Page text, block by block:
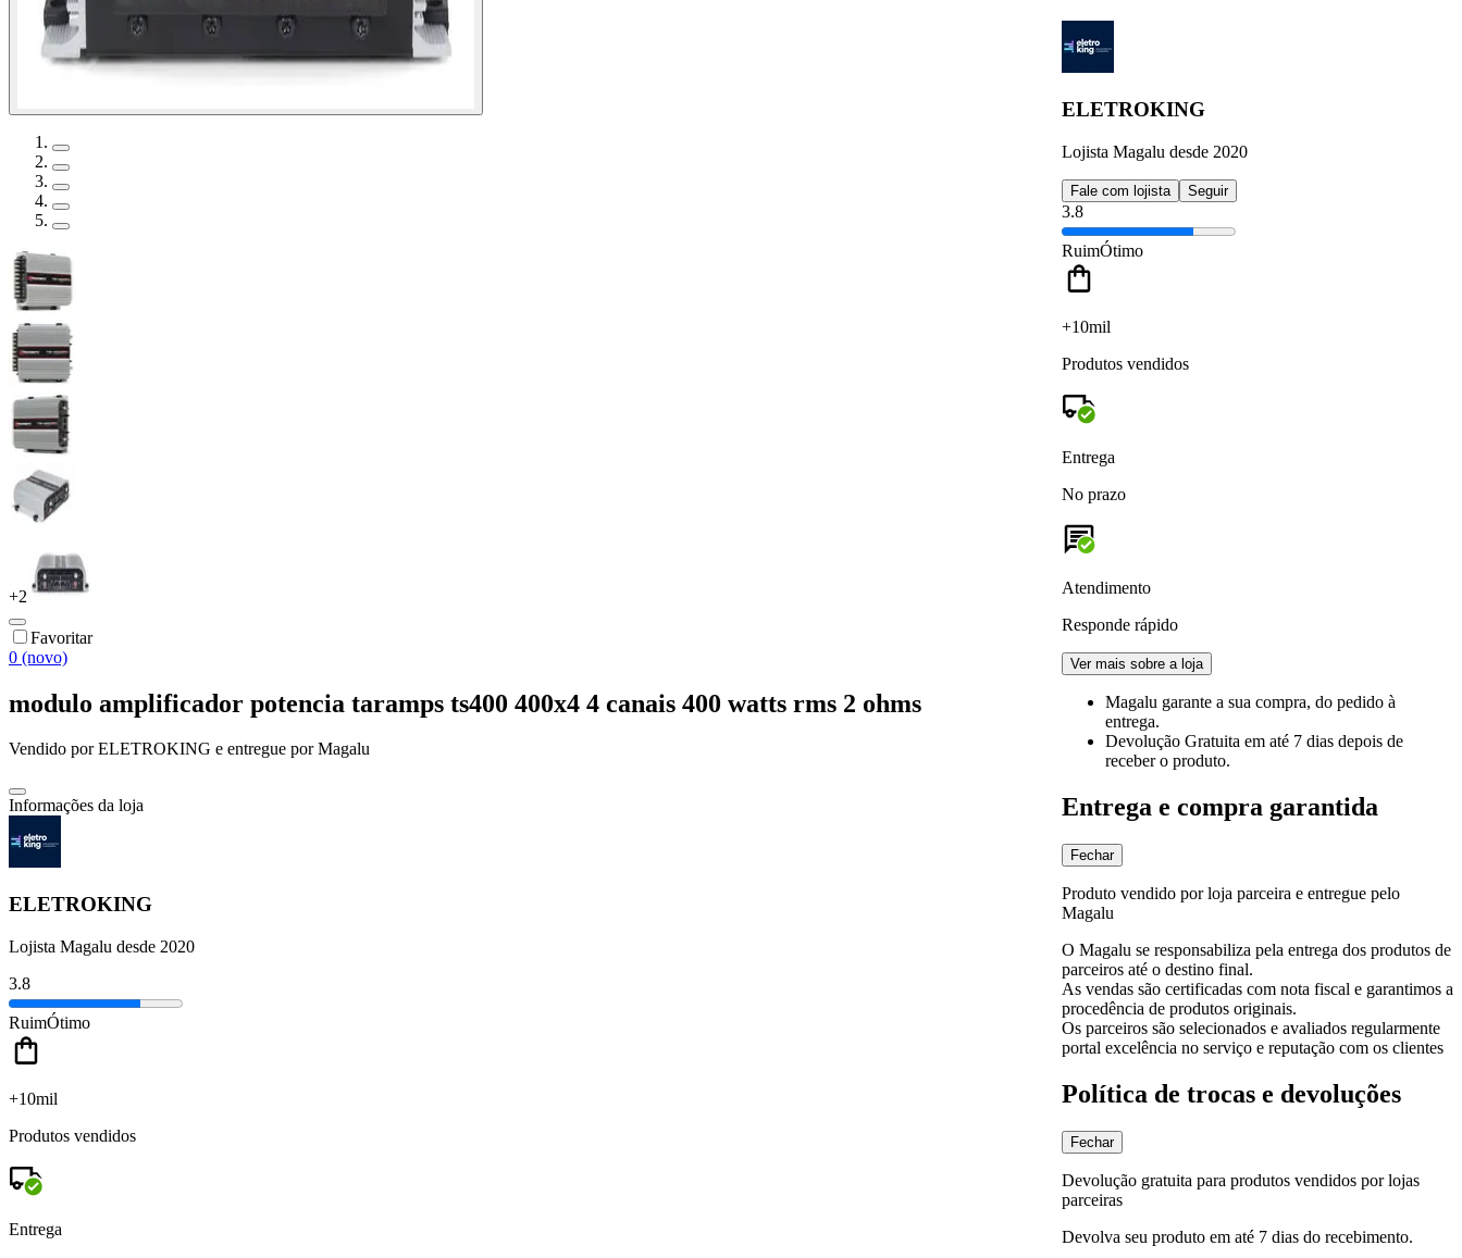
+2
Favoritar
0 (novo)
modulo amplificador potencia taramps ts400 400x4 4 canais 400 watts rms 2 ohms
Vendido porELETROKING e entregue por Magalu
Informações da loja
ELETROKING
Lojista Magalu desde 2020
3.8
RuimÓtimo
+10mil
Produtos vendidos
Entrega
ELETROKING
Lojista Magalu desde 2020
Fale com lojista Seguir
3.8
RuimÓtimo
+10mil
Produtos vendidos
Entrega
No prazo
Atendimento
Responde rápido
Ver mais sobre a loja
Magalu garante a sua compra, do pedido à
entrega.
Devolução Gratuita em até 7 dias depois de
receber o produto.
Entrega e compra garantida
Fechar
Produto vendido por loja parceira e entregue pelo
Magalu
O Magalu se responsabiliza pela entrega dos produtos de
parceiros até o destino final.
As vendas são certificadas com nota fiscal e garantimos a
procedência de produtos originais.
Os parceiros são selecionados e avaliados regularmente
portal excelência no serviço e reputação com os clientes
Política de trocas e devoluções
Fechar
Devolução gratuita para produtos vendidos por lojas
parceiras
Devolva seu produto em até 7 dias do recebimento.